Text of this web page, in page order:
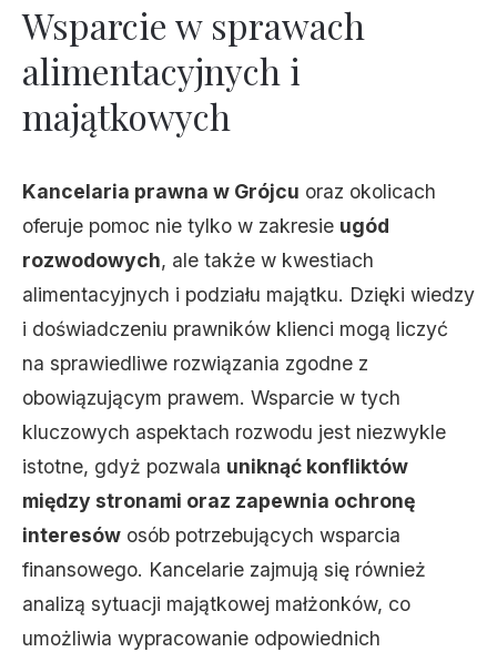
Wsparcie w sprawach
alimentacyjnych i
majątkowych
Kancelaria prawna w Grójcu oraz okolicach
oferuje pomoc nie tylko w zakresie ugód
rozwodowych, ale także w kwestiach
alimentacyjnych i podziału majątku. Dzięki wiedzy
i doświadczeniu prawników klienci mogą liczyć
na sprawiedliwe rozwiązania zgodne z
obowiązującym prawem. Wsparcie w tych
kluczowych aspektach rozwodu jest niezwykle
istotne, gdyż pozwala uniknąć konfliktów
między stronami oraz zapewnia ochronę
interesów osób potrzebujących wsparcia
finansowego. Kancelarie zajmują się również
analizą sytuacji majątkowej małżonków, co
umożliwia wypracowanie odpowiednich